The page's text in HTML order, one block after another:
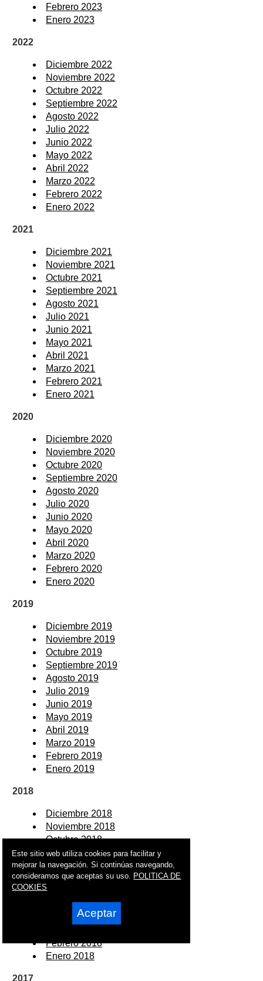
Febrero 2023
Enero 2023
2022
Diciembre 2022
Noviembre 2022
Octubre 2022
Septiembre 2022
Agosto 2022
Julio 2022
Junio 2022
Mayo 2022
Abril 2022
Marzo 2022
Febrero 2022
Enero 2022
2021
Diciembre 2021
Noviembre 2021
Octubre 2021
Septiembre 2021
Agosto 2021
Julio 2021
Junio 2021
Mayo 2021
Abril 2021
Marzo 2021
Febrero 2021
Enero 2021
2020
Diciembre 2020
Noviembre 2020
Octubre 2020
Septiembre 2020
Agosto 2020
Julio 2020
Junio 2020
Mayo 2020
Abril 2020
Marzo 2020
Febrero 2020
Enero 2020
2019
Diciembre 2019
Noviembre 2019
Octubre 2019
Septiembre 2019
Agosto 2019
Julio 2019
Junio 2019
Mayo 2019
Abril 2019
Marzo 2019
Febrero 2019
Enero 2019
2018
Diciembre 2018
Noviembre 2018
Octubre 2018
Septiembre 2018
Agosto 2018
Julio 2018
Junio 2018
Mayo 2018
Abril 2018
Febrero 2018
Enero 2018
2017
Este sitio web utiliza cookies para facilitar y
mejorar la navegación. Si continúas navegando,
consideramos que aceptas su uso. POLITICA DE
COOKIES
Aceptar